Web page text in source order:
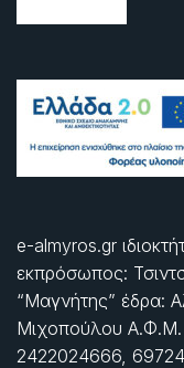
e-almyros.gr
εκπρόσωπος:
“Μαγνήτης” έδρα:
Μιχοπούλου
2422024666,